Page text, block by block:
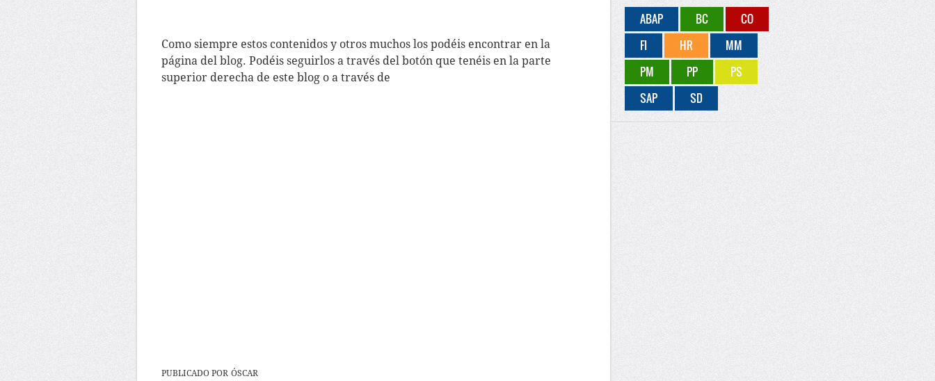
Como siempre estos contenidos y otros muchos los podéis encontrar en la
página del blog. Podéis seguirlos a través del botón que tenéis en la parte
superior derecha de este blog o a través de
PUBLICADO POR ÓSCAR
ABAP
BC
CO
FI
HR
MM
PM
PP
PS
SAP
SD